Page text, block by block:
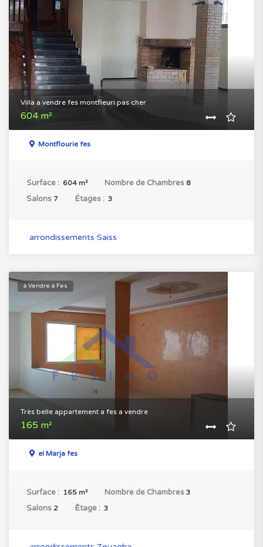
Villa a vendre fes montfleuri pas cher
604 m²
Montflourie fes
Surface : 604 m² Nombre de Chambres 8
Salons 7 Étages : 3
arrondissements Saiss
à Vendre à Fes
Très belle appartement a fes a vendre
165 m²
el Marja fes
Surface : 165 m² Nombre de Chambres 3
Salons 2 ُEtage : 3